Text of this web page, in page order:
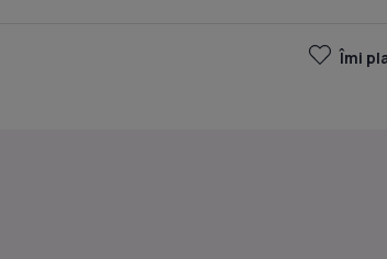
Îmi